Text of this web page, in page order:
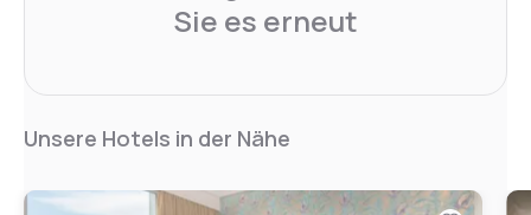
Sie es erneut
Unsere Hotels in der Nähe